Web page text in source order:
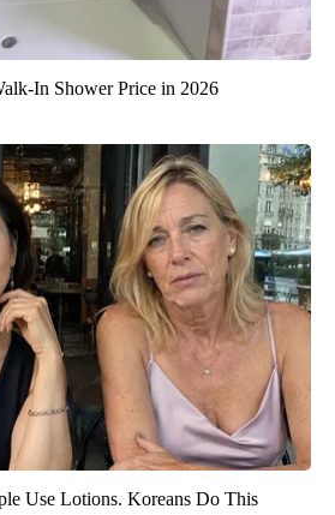
In Shower Price in 2026
Use Lotions. Koreans Do This